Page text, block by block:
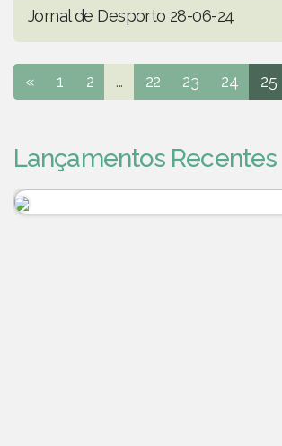
Jornal de Desporto 28-06-24
« 1 2 ... 22 23 24 25
Lançamentos Recentes